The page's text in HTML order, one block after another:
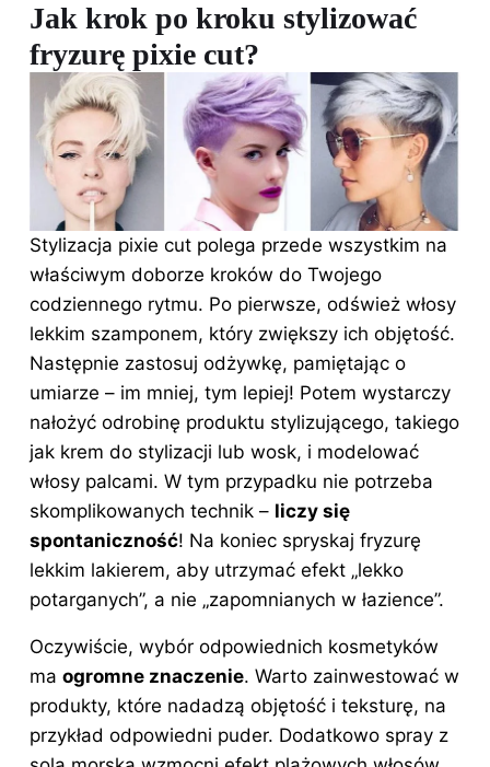
Jak krok po kroku stylizować
fryzurę pixie cut?
Stylizacja pixie cut polega przede wszystkim na
właściwym doborze kroków do Twojego
codziennego rytmu. Po pierwsze, odśwież włosy
lekkim szamponem, który zwiększy ich objętość.
Następnie zastosuj odżywkę, pamiętając o
umiarze – im mniej, tym lepiej! Potem wystarczy
nałożyć odrobinę produktu stylizującego, takiego
jak krem do stylizacji lub wosk, i modelować
włosy palcami. W tym przypadku nie potrzeba
skomplikowanych technik – liczy się
spontaniczność! Na koniec spryskaj fryzurę
lekkim lakierem, aby utrzymać efekt „lekko
potarganych”, a nie „zapomnianych w łazience”.
Oczywiście, wybór odpowiednich kosmetyków
ma ogromne znaczenie. Warto zainwestować w
produkty, które nadadzą objętość i teksturę, na
przykład odpowiedni puder. Dodatkowo spray z